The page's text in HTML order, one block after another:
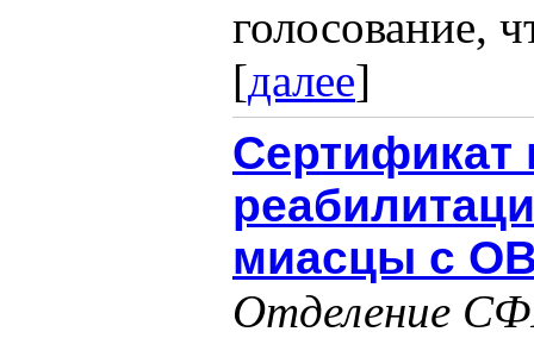
голосование,
[далее]
Сертификат
миасцы с
Отделение